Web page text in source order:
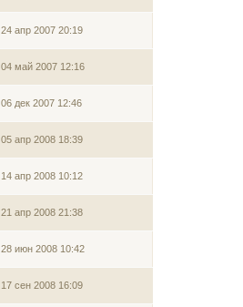
24 апр 2007 20:19
04 май 2007 12:16
06 дек 2007 12:46
05 апр 2008 18:39
14 апр 2008 10:12
21 апр 2008 21:38
28 июн 2008 10:42
17 сен 2008 16:09